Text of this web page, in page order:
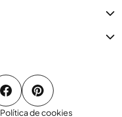
Política de cookies